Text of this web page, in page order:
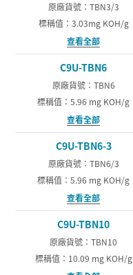
原廠貨號：TBN3/3
標稱值：3.03mg KOH/g
查看全部
C9U-TBN6
原廠貨號：TBN6
標稱值：5.96 mg KOH/g
查看全部
C9U-TBN6-3
原廠貨號：TBN6/3
標稱值：5.96 mg KOH/g
查看全部
C9U-TBN10
原廠貨號：TBN10
標稱值：10.09 mg KOH/g